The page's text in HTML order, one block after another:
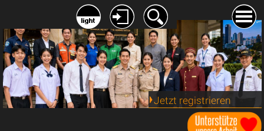
Jetzt registrieren